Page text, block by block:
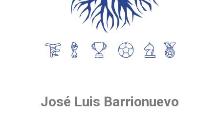
José Luis Barrionuevo